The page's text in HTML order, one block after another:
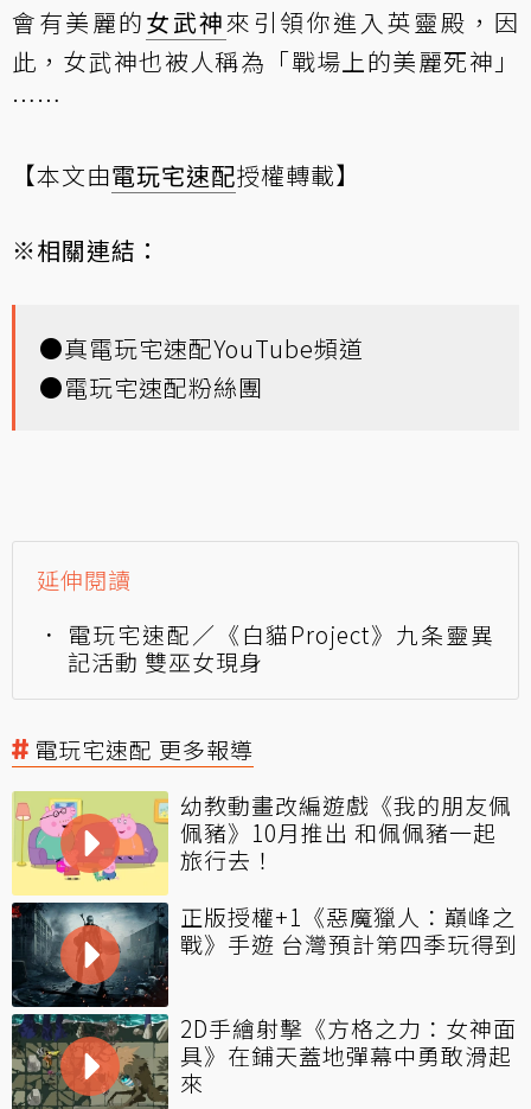
會有美麗的女武神來引領你進入英靈殿，因
此，女武神也被人稱為「戰場上的美麗死神」
……
【本文由電玩宅速配授權轉載】
※相關連結：
●真電玩宅速配YouTube頻道
●電玩宅速配粉絲團
延伸閱讀
電玩宅速配／《白貓Project》九条靈異
記活動 雙巫女現身
電玩宅速配 更多報導
幼教動畫改編遊戲《我的朋友佩
佩豬》10月推出 和佩佩豬一起
旅行去！
正版授權+1《惡魔獵人：巔峰之
戰》手遊 台灣預計第四季玩得到
2D手繪射擊《方格之力：女神面
具》在鋪天蓋地彈幕中勇敢滑起
來